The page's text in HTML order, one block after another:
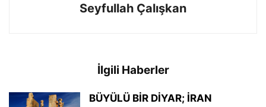
Seyfullah Çalışkan
İlgili Haberler
BÜYÜLÜ BİR DİYAR; İRAN